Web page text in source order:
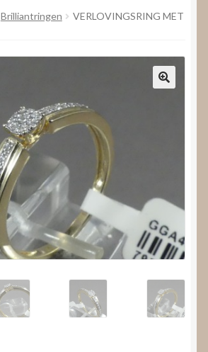
Submenu
Brilliantringen
VERLOVINGSRING MET